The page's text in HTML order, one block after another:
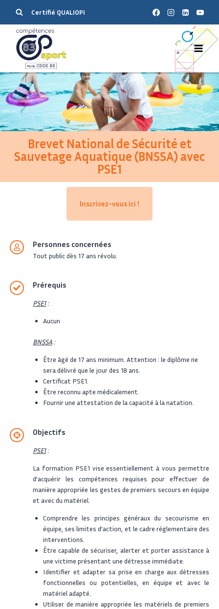
Certifié QUALIOPI
Brevet National de Sécurité et
Sauvetage Aquatique (BNSSA) avec
PSE1
Inscrivez-vous ici !
Personnes concernées
Tout public dès 17 ans révolu.
Prérequis
PSE1:
Aucun
BNSSA :
Être âgé de 17 ans minimum. Attention : le diplôme ne
sera délivré que le jour des 18 ans.
Certificat PSE1.
Être reconnu apte médicalement.
Fournir une attestation de la capacité à la natation.
Objectifs
PSE1:
La formation PSE1 vise essentiellement à vous permettre
d’acquérir les compétences requises pour effectuer de
manière appropriée les gestes de premiers secours en équipe
et avec du matériel.
Comprendre les principes généraux du secourisme en
équipe, ses limites d’action, et le cadre réglementaire des
interventions.
Être capable de sécuriser, alerter et porter assistance à
une victime présentant une détresse immédiate.
Identifier et adapter sa prise en charge aux détresses
fonctionnelles ou potentielles, en équipe et avec le
matériel adapté.
Utiliser de manière appropriée les matériels de premiers